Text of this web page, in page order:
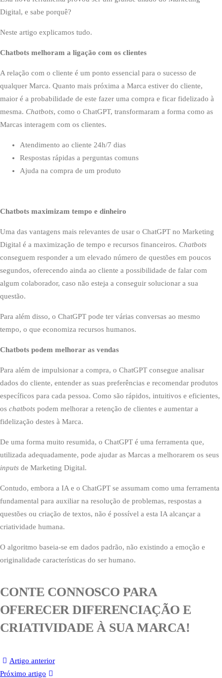
Digital, e sabe porquê?
Neste artigo explicamos tudo.
Chatbots melhoram a ligação com os clientes
A relação com o cliente é um ponto essencial para o sucesso de
qualquer Marca. Quanto mais próxima a Marca estiver do cliente,
maior é a probabilidade de este fazer uma compra e ficar fidelizado à
mesma. Chatbots, como o ChatGPT, transformaram a forma como as
Marcas interagem com os clientes.
Atendimento ao cliente 24h/7 dias
Respostas rápidas a perguntas comuns
Ajuda na compra de um produto
Chatbots maximizam tempo e dinheiro
Uma das vantagens mais relevantes de usar o ChatGPT no Marketing
Digital é a maximização de tempo e recursos financeiros. Chatbots
conseguem responder a um elevado número de questões em poucos
segundos, oferecendo ainda ao cliente a possibilidade de falar com
algum colaborador, caso não esteja a conseguir solucionar a sua
questão.
Para além disso, o ChatGPT pode ter várias conversas ao mesmo
tempo, o que economiza recursos humanos.
Chatbots podem melhorar as vendas
Para além de impulsionar a compra, o ChatGPT consegue analisar
dados do cliente, entender as suas preferências e recomendar produtos
específicos para cada pessoa. Como são rápidos, intuitivos e eficientes,
os chatbots podem melhorar a retenção de clientes e aumentar a
fidelização destes à Marca.
De uma forma muito resumida, o ChatGPT é uma ferramenta que,
utilizada adequadamente, pode ajudar as Marcas a melhorarem os seus
inputs de Marketing Digital.
Contudo, embora a IA e o ChatGPT se assumam como uma ferramenta
fundamental para auxiliar na resolução de problemas, respostas a
questões ou criação de textos, não é possível a esta IA alcançar a
criatividade humana.
O algoritmo baseia-se em dados padrão, não existindo a emoção e
originalidade características do ser humano.
CONTE CONNOSCO PARA
OFERECER DIFERENCIAÇÃO E
CRIATIVIDADE À SUA MARCA!
Artigo anterior
Próximo artigo